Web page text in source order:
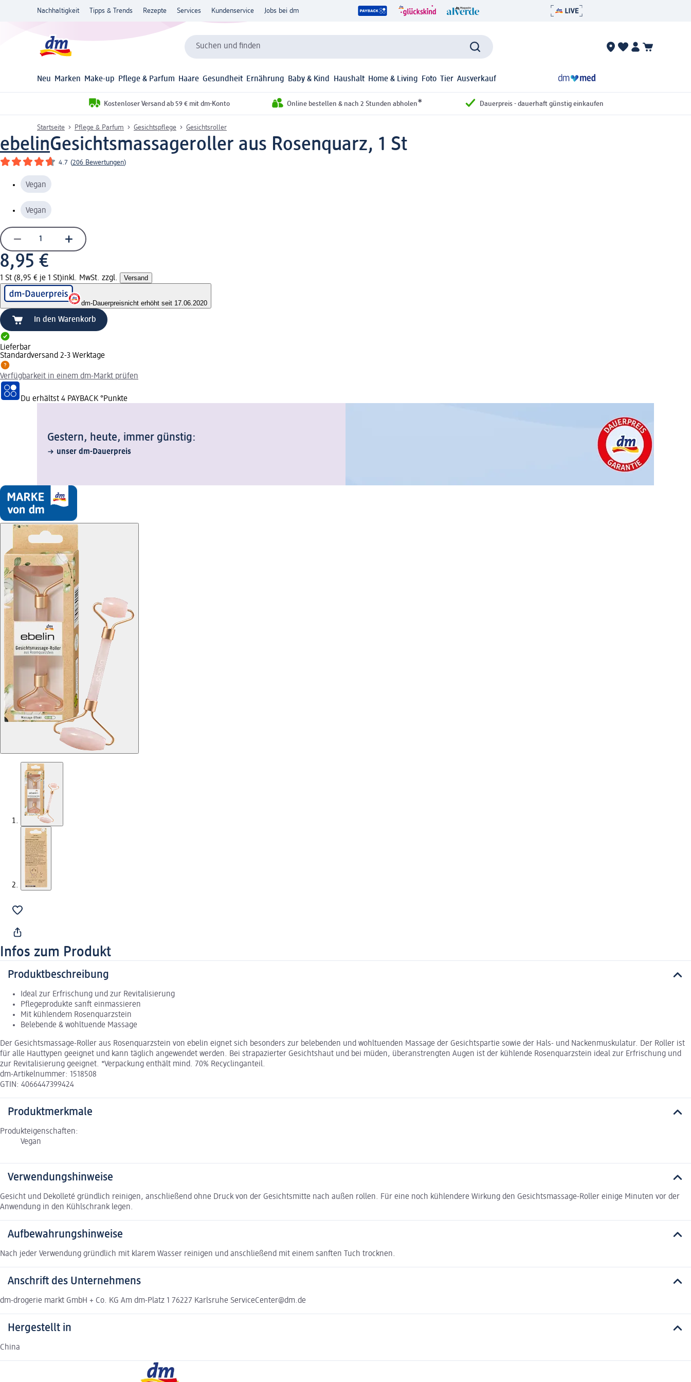
Nachhaltigkeit Tipps & Trends Rezepte Services Kundenservice Jobs bei dm
Suchen und finden
Neu Marken Make-up Pflege & Parfum Haare Gesundheit Ernährung Baby & Kind Haushalt Home & Living Foto Tier Ausverkauf
Kostenloser Versand ab 59 € mit dm-Konto Online bestellen & nach 2 Stunden abholen* Dauerpreis - dauerhaft günstig einkaufen
Startseite Pflege & Parfum Gesichtspflege Gesichtsroller
ebelinGesichtsmassageroller aus Rosenquarz, 1 St
4.7 (206 Bewertungen)
Vegan
Vegan
8,95 €
1 St (8,95 € je 1 St)inkl. MwSt. zzgl. Versand
dm-Dauerpreisnicht erhöht seit 17.06.2020
In den Warenkorb
Lieferbar
Standardversand 2-3 Werktage
Verfügbarkeit in einem dm-Markt prüfen
Du erhältst 4 PAYBACK °Punkte
Gestern, heute, immer günstig:
unser dm-Dauerpreis
Infos zum Produkt
Produktbeschreibung
Ideal zur Erfrischung und zur Revitalisierung
Pflegeprodukte sanft einmassieren
Mit kühlendem Rosenquarzstein
Belebende & wohltuende Massage
Der Gesichtsmassage-Roller aus Rosenquarzstein von ebelin eignet sich besonders zur belebenden und wohltuenden Massage der Gesichtspartie sowie der Hals- und Nackenmuskulatur. Der Roller ist
für alle Hauttypen geeignet und kann täglich angewendet werden. Bei strapazierter Gesichtshaut und bei müden, überanstrengten Augen ist der kühlende Rosenquarzstein ideal zur Erfrischung und
zur Revitalisierung geeignet. *Verpackung enthält mind. 70% Recyclinganteil.
dm-Artikelnummer: 1518508
GTIN: 4066447399424
Produktmerkmale
Produkteigenschaften:
Vegan
Verwendungshinweise
Gesicht und Dekolleté gründlich reinigen, anschließend ohne Druck von der Gesichtsmitte nach außen rollen. Für eine noch kühlendere Wirkung den Gesichtsmassage-Roller einige Minuten vor der
Anwendung in den Kühlschrank legen.
Aufbewahrungshinweise
Nach jeder Verwendung gründlich mit klarem Wasser reinigen und anschließend mit einem sanften Tuch trocknen.
Anschrift des Unternehmens
dm-drogerie markt GmbH + Co. KG Am dm-Platz 1 76227 Karlsruhe ServiceCenter@dm.de
Hergestellt in
China